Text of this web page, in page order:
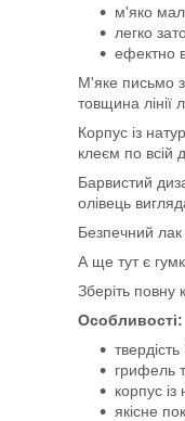
м'яко
легко
ефектно
М'яке письмо
товщина лінії
Корпус із
клеєм по всій
Барвистий
олівець
Безпечний лак
А ще тут є
Зберіть повну
Особливості:
грифель
корпус
якісне